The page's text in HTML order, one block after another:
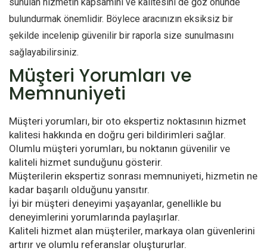
bulundurmak önemlidir. Böylece aracınızın eksiksiz bir
şekilde incelenip güvenilir bir raporla size sunulmasını
sağlayabilirsiniz.
Müşteri Yorumları ve
Memnuniyeti
Müşteri yorumları, bir oto ekspertiz noktasının hizmet
kalitesi hakkında en doğru geri bildirimleri sağlar.
Olumlu müşteri yorumları, bu noktanın güvenilir ve
kaliteli hizmet sunduğunu gösterir.
Müşterilerin ekspertiz sonrası memnuniyeti, hizmetin ne
kadar başarılı olduğunu yansıtır.
İyi bir müşteri deneyimi yaşayanlar, genellikle bu
deneyimlerini yorumlarında paylaşırlar.
Kaliteli hizmet alan müşteriler, markaya olan güvenlerini
artırır ve olumlu referanslar oluştururlar.